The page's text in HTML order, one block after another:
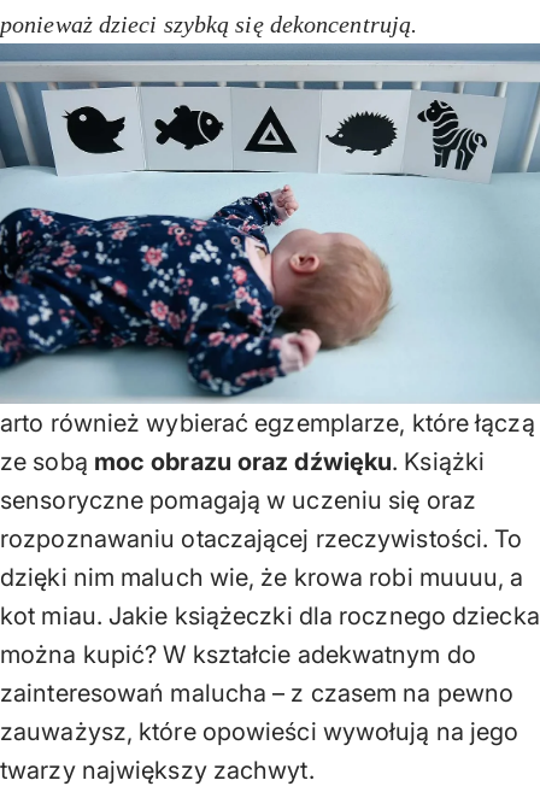
ponieważ dzieci szybką się dekoncentrują.
arto również wybierać egzemplarze, które łączą
ze sobą moc obrazu oraz dźwięku. Książki
sensoryczne pomagają w uczeniu się oraz
rozpoznawaniu otaczającej rzeczywistości. To
dzięki nim maluch wie, że krowa robi muuuu, a
kot miau. Jakie książeczki dla rocznego dziecka
można kupić? W kształcie adekwatnym do
zainteresowań malucha – z czasem na pewno
zauważysz, które opowieści wywołują na jego
twarzy największy zachwyt.